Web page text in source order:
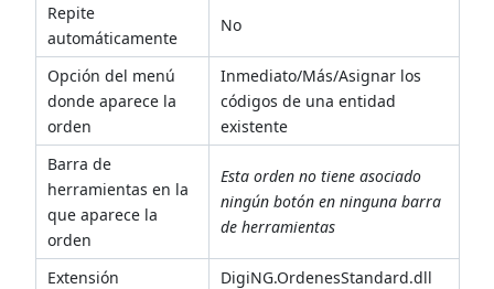
Repite
automáticamente
No
Opción del menú
donde aparece la
orden
Inmediato/Más/Asignar los
códigos de una entidad
existente
Barra de
herramientas en la
que aparece la
orden
Esta orden no tiene asociado
ningún botón en ninguna barra
de herramientas
Extensión
DigiNG.OrdenesStandard.dll